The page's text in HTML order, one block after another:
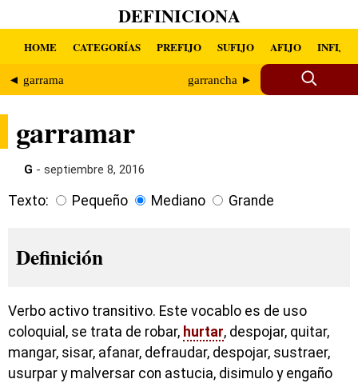
DEFINICIONA
HOME CATEGORÍAS PREFIJO SUFIJO AFIJO INFIJO
◄ garrama garrancha ►
garramar
G - septiembre 8, 2016
Texto: Pequeño Mediano Grande
Definición
Verbo activo transitivo. Este vocablo es de uso
coloquial, se trata de robar, hurtar, despojar, quitar,
mangar, sisar, afanar, defraudar, despojar, sustraer,
usurpar y malversar con astucia, disimulo y engaño